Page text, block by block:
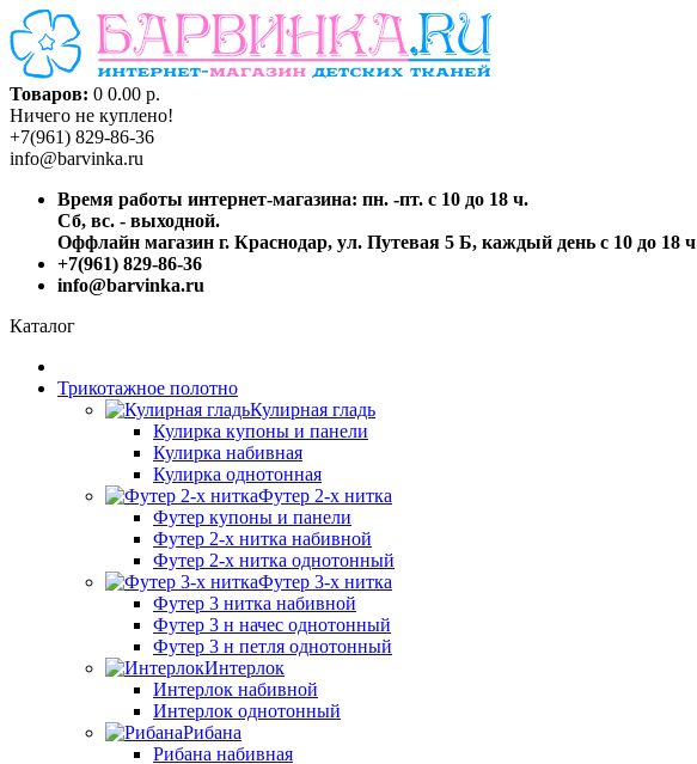
Товаров: 0 0.00 р.
Ничего не куплено!
+7(961) 829-86-36
info@barvinka.ru
Время работы интернет-магазина: пн. -пт. с 10 до 18 ч.
Сб, вс. - выходной.
Оффлайн магазин г. Краснодар, ул. Путевая 5 Б, каждый день с 10 до 18 ч
+7(961) 829-86-36
info@barvinka.ru
Каталог
Трикотажное полотно
Кулирная гладь
Кулирка купоны и панели
Кулирка набивная
Кулирка однотонная
Футер 2-х нитка
Футер купоны и панели
Футер 2-х нитка набивной
Футер 2-х нитка однотонный
Футер 3-х нитка
Футер 3 нитка набивной
Футер 3 н начес однотонный
Футер 3 н петля однотонный
Интерлок
Интерлок набивной
Интерлок однотонный
Рибана
Рибана набивная